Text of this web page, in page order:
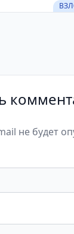
не будет